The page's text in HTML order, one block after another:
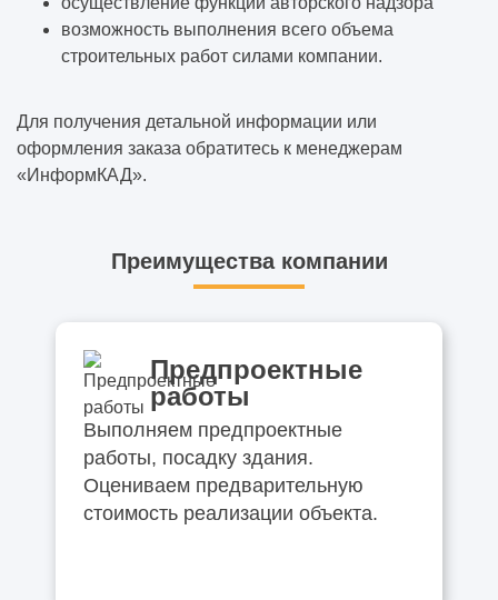
возможность выполнения всего объема
строительных работ силами компании.
Для получения детальной информации или
оформления заказа обратитесь к менеджерам
«ИнформКАД».
Преимущества компании
Предпроектные
работы
Выполняем предпроектные
работы, посадку здания.
Оцениваем предварительную
стоимость реализации объекта.